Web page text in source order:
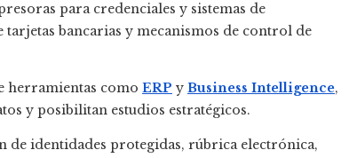
para credenciales y sistemas de
bancarias y mecanismos de control de
herramientas como ERP y Business Intelligence,
y posibilitan estudios estratégicos.
de identidades protegidas, rúbrica electrónica,